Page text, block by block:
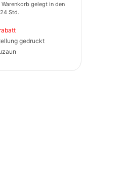
gelegt in den
Std.
gedruckt